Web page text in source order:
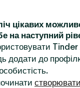
цікавих
на наступний
Tinder
додати до